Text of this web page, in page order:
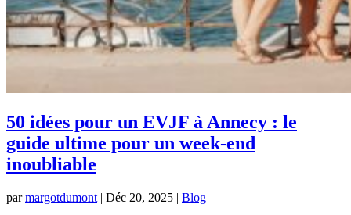
50 idées pour un EVJF à Annecy : le
guide ultime pour un week-end
inoubliable
parmargotdumont | Déc 20, 2025 | Blog